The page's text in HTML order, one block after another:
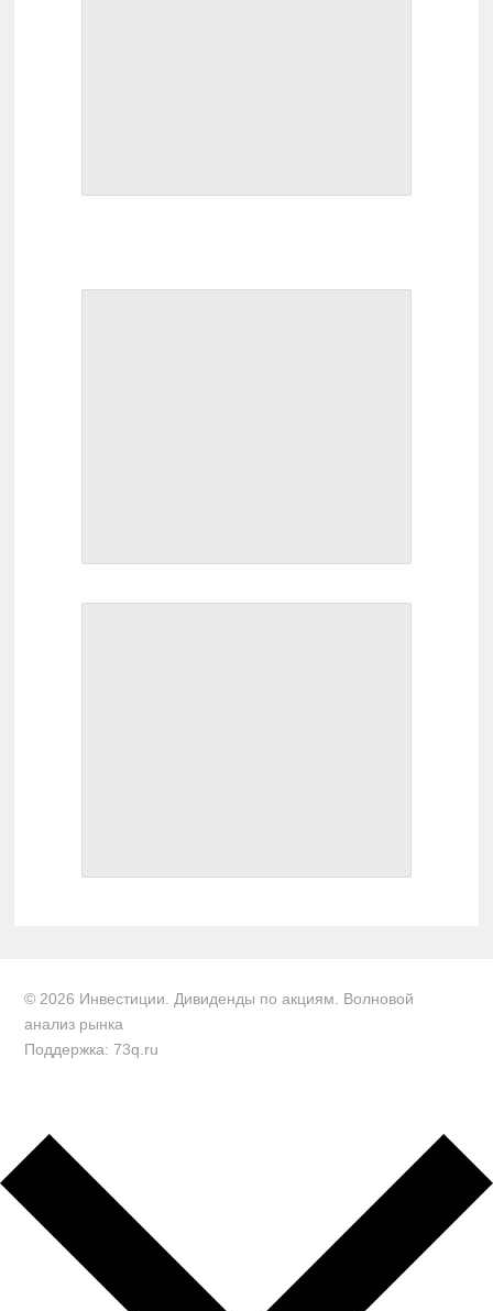
© 2026 Инвестиции. Дивиденды по акциям. Волновой
анализ рынка
Поддержка: 73q.ru